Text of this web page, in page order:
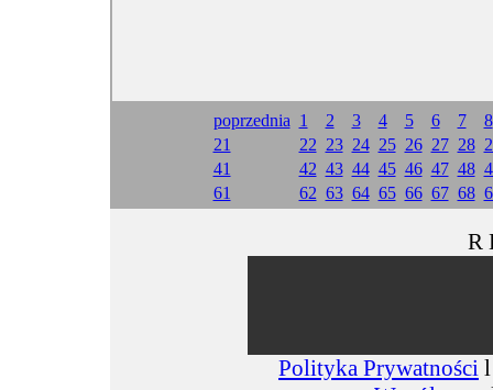
poprzednia 1 2 3 4 5 6 7
8
21
22 23 24 25 26 27 28
41
42 43 44 45 46 47 48
61
62 63 64 65 66 67 68
R
Polityka Prywatności